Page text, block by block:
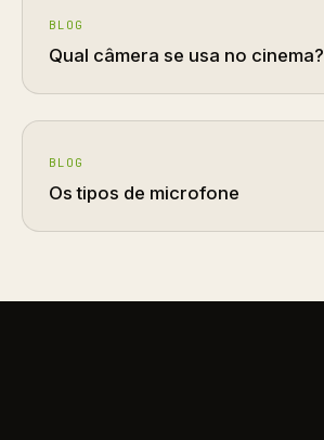
BLOG
Qual câmera se usa no cinema?
BLOG
Os tipos de microfone